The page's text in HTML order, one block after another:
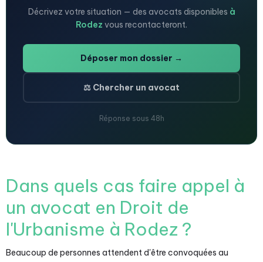
Décrivez votre situation — des avocats disponibles à
Rodez vous recontacteront.
Déposer mon dossier →
⚖️ Chercher un avocat
Réponse sous 48h
Dans quels cas faire appel à
un avocat en Droit de
l'Urbanisme à Rodez ?
Beaucoup de personnes attendent d'être convoquées au